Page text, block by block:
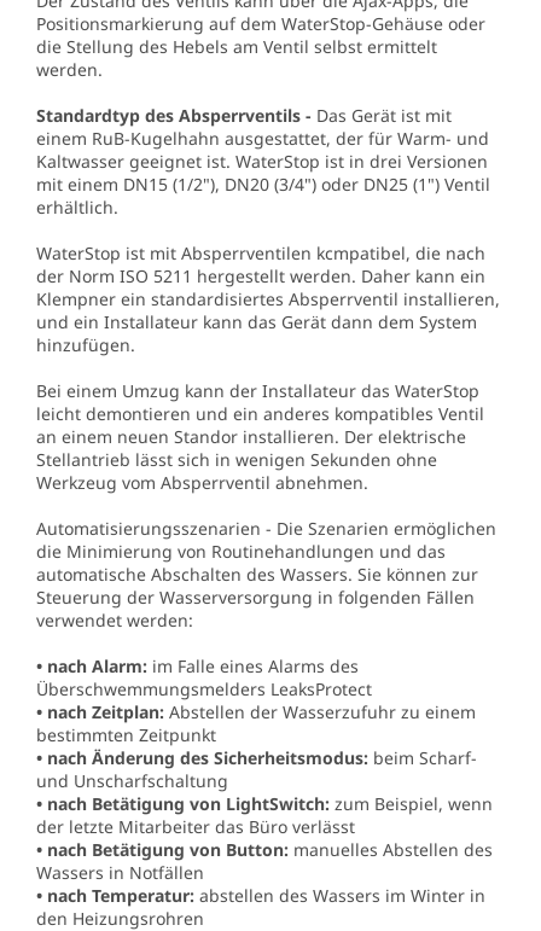
Positionsmarkierung auf dem WaterStop-Gehäuse oder
die Stellung des Hebels am Ventil selbst ermittelt
werden.
Standardtyp des Absperrventils - Das Gerät ist mit
einem RuB-Kugelhahn ausgestattet, der für Warm- und
Kaltwasser geeignet ist. WaterStop ist in drei Versionen
mit einem DN15 (1/2"), DN20 (3/4") oder DN25 (1") Ventil
erhältlich.
WaterStop ist mit Absperrventilen kcmpatibel, die nach
der Norm ISO 5211 hergestellt werden. Daher kann ein
Klempner ein standardisiertes Absperrventil installieren,
und ein Installateur kann das Gerät dann dem System
hinzufügen.
Bei einem Umzug kann der Installateur das WaterStop
leicht demontieren und ein anderes kompatibles Ventil
an einem neuen Standor installieren. Der elektrische
Stellantrieb lässt sich in wenigen Sekunden ohne
Werkzeug vom Absperrventil abnehmen.
Automatisierungsszenarien - Die Szenarien ermöglichen
die Minimierung von Routinehandlungen und das
automatische Abschalten des Wassers. Sie können zur
Steuerung der Wasserversorgung in folgenden Fällen
verwendet werden:
• nach Alarm: im Falle eines Alarms des
Überschwemmungsmelders LeaksProtect
• nach Zeitplan: Abstellen der Wasserzufuhr zu einem
bestimmten Zeitpunkt
• nach Änderung des Sicherheitsmodus: beim Scharf-
und Unscharfschaltung
• nach Betätigung von LightSwitch: zum Beispiel, wenn
der letzte Mitarbeiter das Büro verlässt
• nach Betätigung von Button: manuelles Abstellen des
Wassers in Notfällen
• nach Temperatur: abstellen des Wassers im Winter in
den Heizungsrohren